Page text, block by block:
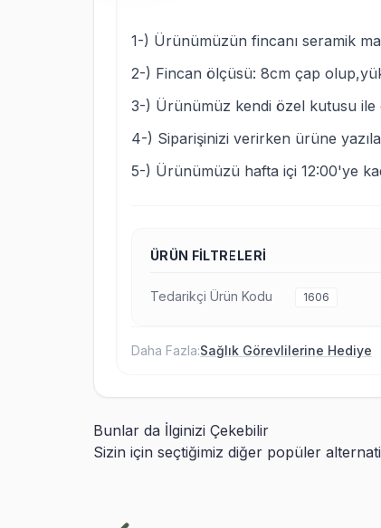
1-) Ürünümüzün fincanı seramik
2-) Fincan ölçüsü: 8cm çap
3-) Ürünümüz kendi özel kutusu ile
4-) Siparişinizi verirken ürüne
5-) Ürünümüzü hafta içi 12:00'ye
ÜRÜN FILTRELERI
Tedarikçi Ürün Kodu 1606
Daha Fazla:Sağlık Görevlilerine Hediye
Bunlar da İlginizi Çekebilir
Sizin için seçtiğimiz diğer popüler
Kupa Bardak